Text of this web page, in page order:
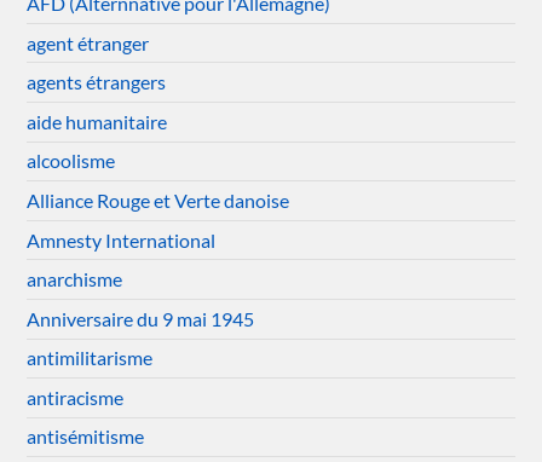
agent étranger
agents étrangers
aide humanitaire
alcoolisme
Alliance Rouge et Verte danoise
Amnesty International
anarchisme
Anniversaire du 9 mai 1945
antimilitarisme
antiracisme
antisémitisme